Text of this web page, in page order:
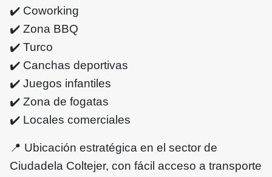
✔️ Coworking
✔️ Zona BBQ
✔️ Turco
✔️ Canchas deportivas
✔️ Juegos infantiles
✔️ Zona de fogatas
✔️ Locales comerciales
📍 Ubicación estratégica en el sector de
Ciudadela Coltejer, con fácil acceso a transporte